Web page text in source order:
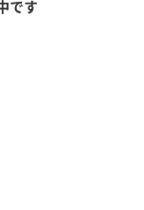
です